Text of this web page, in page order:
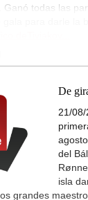
todas las
De
21/
del
isla
grandes